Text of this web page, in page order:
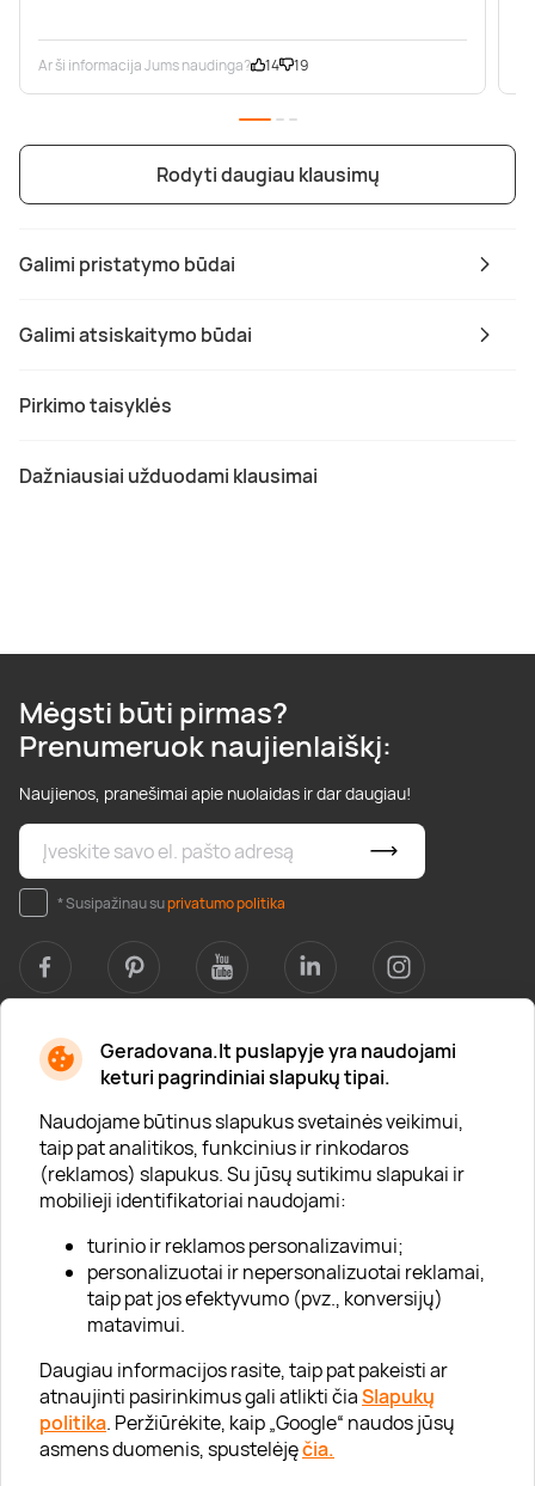
Geradovana.lt puslapyje yra naudojami
keturi pagrindiniai slapukų tipai.
Naudojame būtinus slapukus svetainės veikimui,
taip pat analitikos, funkcinius ir rinkodaros
(reklamos) slapukus. Su jūsų sutikimu slapukai ir
mobilieji identifikatoriai naudojami:
turinio ir reklamos personalizavimui;
personalizuotai ir nepersonalizuotai reklamai,
taip pat jos efektyvumo (pvz., konversijų)
matavimui.
Daugiau informacijos rasite, taip pat pakeisti ar
atnaujinti pasirinkimus gali atlikti čiaSlapukų
politika. Peržiūrėkite, kaip „Google“ naudos jūsų
asmens duomenis, spustelėjęčia.
Galimi pristatymo būdai
Galimi atsiskaitymo būdai
Pirkimo taisyklės
Dažniausiai užduodami klausimai
Ar ši informacija Jums naudinga? 14 19
Rodyti daugiau klausimų
Mėgsti būti pirmas?
Prenumeruok naujienlaiškį:
Naujienos, pranešimai apie nuolaidas ir dar daugiau!
* Susipažinau suprivatumo politika
Apie mus
Apie „Gera Dovana“
Lojalumo klubas
Karjera
Visi partneriai
Kontaktai
Tinklaraštis
Informacija